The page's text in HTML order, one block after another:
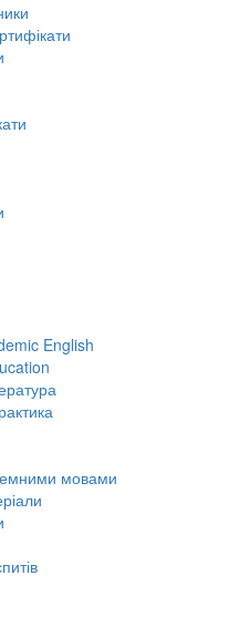
English
мовами